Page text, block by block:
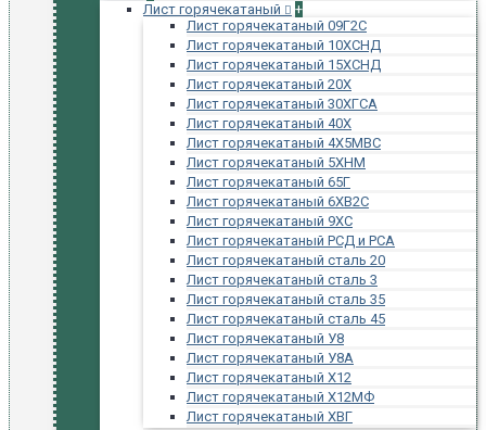
Лист горячекатаный
+
Лист горячекатаный 09Г2С
Лист горячекатаный 10ХСНД
Лист горячекатаный 15ХСНД
Лист горячекатаный 20Х
Лист горячекатаный 30ХГСА
Лист горячекатаный 40Х
Лист горячекатаный 4Х5МВС
Лист горячекатаный 5ХНМ
Лист горячекатаный 65Г
Лист горячекатаный 6ХВ2С
Лист горячекатаный 9ХС
Лист горячекатаный РСД и РСА
Лист горячекатаный сталь 20
Лист горячекатаный сталь 3
Лист горячекатаный сталь 35
Лист горячекатаный сталь 45
Лист горячекатаный У8
Лист горячекатаный У8А
Лист горячекатаный Х12
Лист горячекатаный Х12МФ
Лист горячекатаный ХВГ